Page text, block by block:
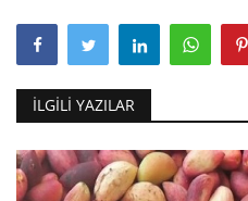
İLGILI YAZILAR